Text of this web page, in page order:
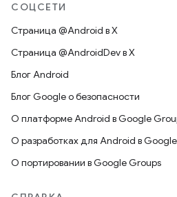
СОЦСЕТИ
Страница @Android в X
Страница @AndroidDev в X
Блог Android
Блог Google о безопасности
О платформе Android в Google
О разработках для Android в
О портировании в Google Groups